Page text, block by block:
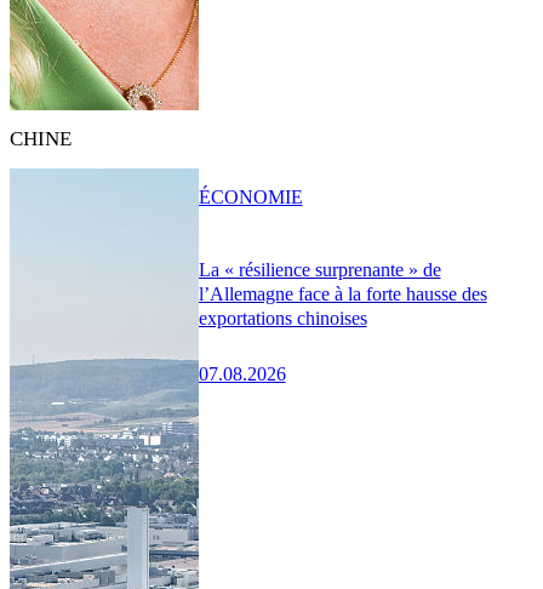
CHINE
La « résilience surprenante » de
l’Allemagne face à la forte hausse des
exportations chinoises
07.08.2026
ÉCONOMIE